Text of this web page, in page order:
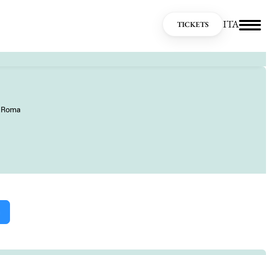
TICKETS ITA